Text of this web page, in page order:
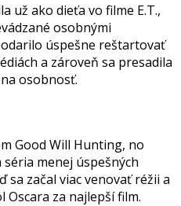
už ako dieťa vo filme E.T.,
osobnými
úspešne reštartovať
a zároveň sa presadila
osobnosť.
Good Will Hunting, no
menej úspešných
začal viac venovať réžii a
za najlepší film.